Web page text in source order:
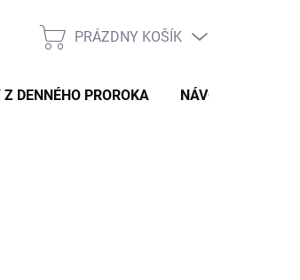
NÁKUPNÝ
PRÁZDNY KOŠÍK
DENNÉHO PROROKA NÁVODY A TIPY